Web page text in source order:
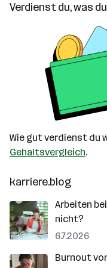
Verdienst du, was
Wie gut verdienst du
Gehaltsvergleich.
karriere.blog
Arbeiten
nicht?
6.7.2026
Burnout